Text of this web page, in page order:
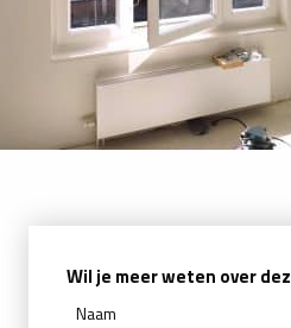
Wil je meer weten over
Naam